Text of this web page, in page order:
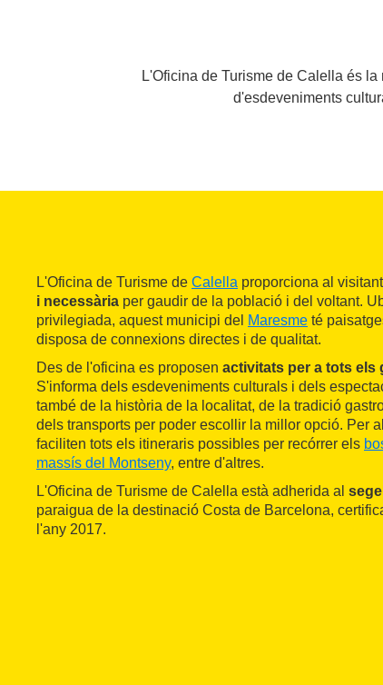
L'Oficina de Turisme de Calella és
d'esdeveniments
L'Oficina de Turisme de Calella proporciona al
i necessària per gaudir de la població i del voltant.
privilegiada, aquest municipi del Maresme té
disposa de connexions directes i de qualitat.
Des de l'oficina es proposen activitats per a tots els
S'informa dels esdeveniments culturals i dels
també de la història de la localitat, de la tradició
dels transports per poder escollir la millor opció. Per
faciliten tots els itineraris possibles per recórrer els
massís del Montseny, entre d'altres.
L'Oficina de Turisme de Calella està adherida al
paraigua de la destinació Costa de Barcelona,
l'any 2017.